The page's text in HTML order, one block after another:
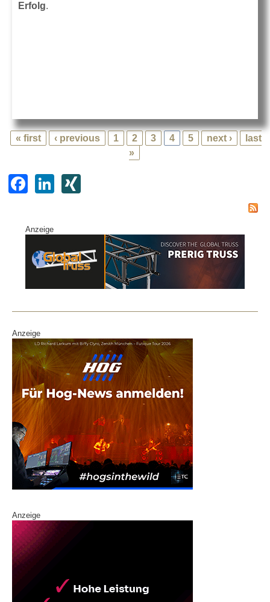
Erfolg.
« first ‹ previous 1 2 3 4 5 next ›
last
»
F
c
e
b
k
Li
e
dI
Anzeige
Anzeige
Anzeige